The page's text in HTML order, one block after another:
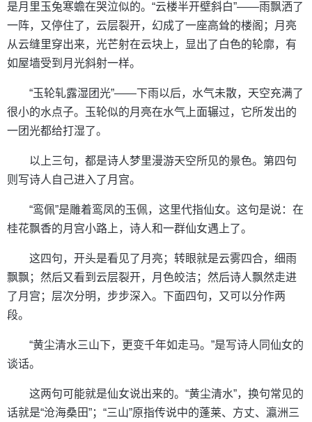
是月里玉兔寒蟾在哭泣似的。“云楼半开壁斜白”——雨飘洒了
一阵，又停住了，云层裂开，幻成了一座高耸的楼阁；月亮
从云缝里穿出来，光芒射在云块上，显出了白色的轮廓，有
如屋墙受到月光斜射一样。
“玉轮轧露湿团光”——下雨以后，水气未散，天空充满了
很小的水点子。玉轮似的月亮在水气上面辗过，它所发出的
一团光都给打湿了。
以上三句，都是诗人梦里漫游天空所见的景色。第四句
则写诗人自己进入了月宫。
“鸾佩”是雕着鸾凤的玉佩，这里代指仙女。这句是说：在
桂花飘香的月宫小路上，诗人和一群仙女遇上了。
这四句，开头是看见了月亮；转眼就是云雾四合，细雨
飘飘；然后又看到云层裂开，月色皎洁；然后诗人飘然走进
了月宫；层次分明，步步深入。下面四句，又可以分作两
段。
“黄尘清水三山下，更变千年如走马。”是写诗人同仙女的
谈话。
这两句可能就是仙女说出来的。“黄尘清水”，换句常见的
话就是“沧海桑田”；“三山”原指传说中的蓬莱、方丈、瀛洲三